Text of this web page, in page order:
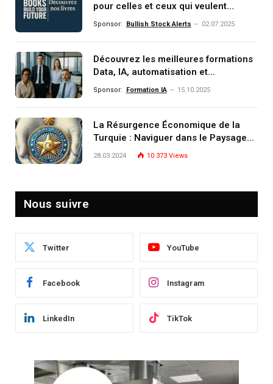
pour celles et ceux qui veulent
comprendre, investir et dominer le
Sponsor: Bullish Stock Alerts 02.07.2025
Découvrez les meilleures formations
Data, IA, automatisation et
investissement (gestion de
Sponsor: Formation IA 15.10.2025
La Résurgence Économique de la
Turquie : Naviguer dans le Paysage
Post-Crise
28.03.2024 10 373 Views
Nous suivre
Twitter YouTube
Facebook Instagram
LinkedIn TikTok